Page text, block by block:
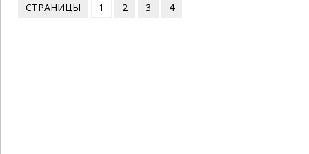
СТРАНИЦЫ 1 2 3 4